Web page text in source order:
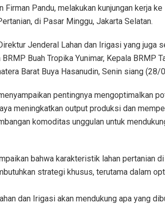
Firman Pandu, melakukan kunjungan kerja
di Pasar Minggu, Jakarta Selatan.
Jenderal Lahan dan Irigasi yang juga
Buah Tropika Yunimar, Kepala BRMP
Barat Buya Hasanudin, Senin siang (28/
pentingnya mengoptimalkan
meningkatkan output produksi dan
komoditas unggulan untuk
bahwa karakteristik lahan pertanian
strategi khusus, terutama dalam
dan Irigasi akan mendukung apa yang